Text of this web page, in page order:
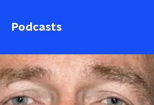
Podcasts